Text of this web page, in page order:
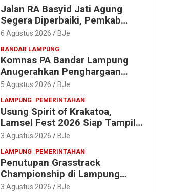
Jalan RA Basyid Jati Agung
Segera Diperbaiki, Pemkab
Lampung Selatan Alokasikan
6 Agustus 2026 BJe
BANDAR LAMPUNG
Komnas PA Bandar Lampung
Anugerahkan Penghargaan
kepada Kombes Pol. Alfret
5 Agustus 2026 BJe
LAMPUNG PEMERINTAHAN
Usung Spirit of Krakatoa,
Lamsel Fest 2026 Siap Tampil
Lebih Spektakuler dengan
Artis Ibu Kota
3 Agustus 2026 BJe
LAMPUNG PEMERINTAHAN
Penutupan Grasstrack
Championship di Lampung
Barat Meriah, Dihadiri Ribuan
3 Agustus 2026 BJe